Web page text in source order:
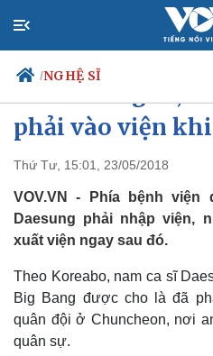
/NGHỆ SĨ
Chính trị
Đảng
Tổ chức nhân sự
Quốc hội
Nhận diện sự thật
phải vào viện
Thứ Tư, 15:01, 23/05/2018
VOV.VN - Phía bệnh
Daesung phải nhập viện,
xuất viện ngay sau đó.
Theo Koreabo, nam ca sĩ
Big Bang được cho là đã
quân đội ở Chuncheon, nơi
quân sự.